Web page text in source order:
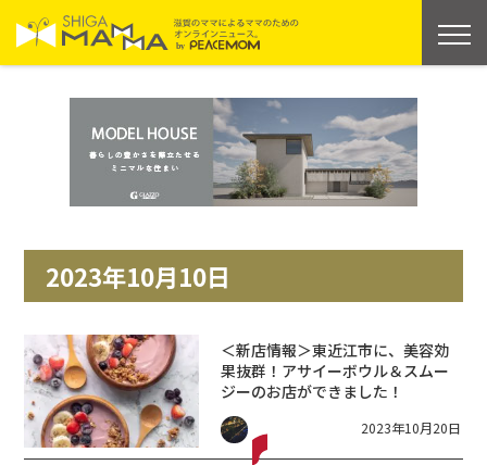
2023年10月10日
＜新店情報＞東近江市に、美容効
果抜群！アサイーボウル＆スムー
ジーのお店ができました！
2023年10月20日